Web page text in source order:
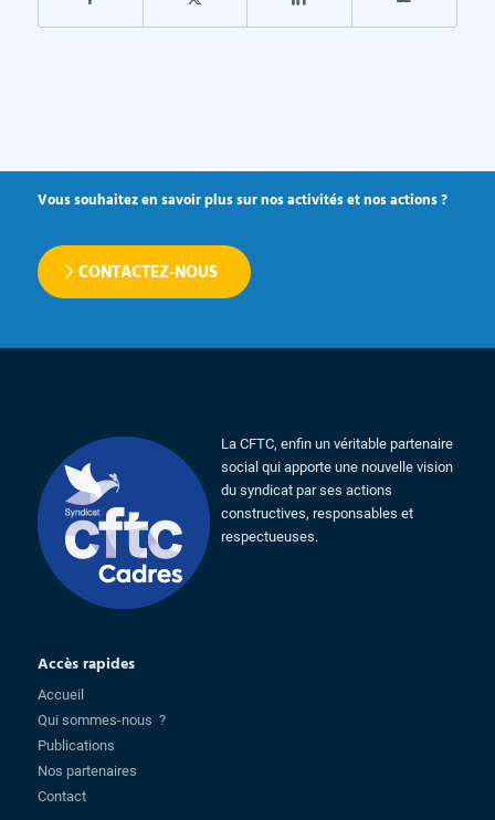
Vous souhaitez en savoir plus sur nos activités et nos actions ?
CONTACTEZ-NOUS
La CFTC, enfin un véritable partenaire
social qui apporte une nouvelle vision
du syndicat par ses actions
constructives, responsables et
respectueuses.
Accès rapides
Accueil
Qui sommes-nous ?
Publications
Nos partenaires
Contact